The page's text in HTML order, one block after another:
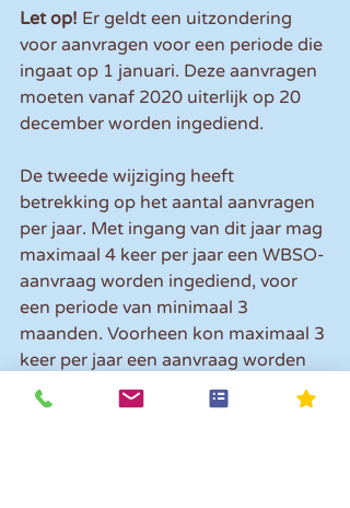
Let op! Er geldt een uitzondering
voor aanvragen voor een periode die
ingaat op 1 januari. Deze aanvragen
moeten vanaf 2020 uiterlijk op 20
december worden ingediend.
De tweede wijziging heeft
betrekking op het aantal aanvragen
per jaar. Met ingang van dit jaar mag
maximaal 4 keer per jaar een WBSO-
aanvraag worden ingediend, voor
een periode van minimaal 3
maanden. Voorheen kon maximaal 3
keer per jaar een aanvraag worden
ingediend.